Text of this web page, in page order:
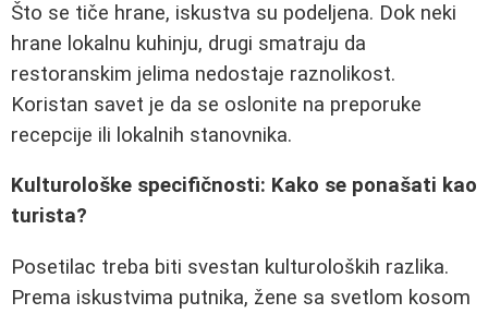
Što se tiče hrane, iskustva su podeljena. Dok neki
hrane lokalnu kuhinju, drugi smatraju da
restoranskim jelima nedostaje raznolikost.
Koristan savet je da se oslonite na preporuke
recepcije ili lokalnih stanovnika.
Kulturološke specifičnosti: Kako se ponašati kao
turista?
Posetilac treba biti svestan kulturoloških razlika.
Prema iskustvima putnika, žene sa svetlom kosom